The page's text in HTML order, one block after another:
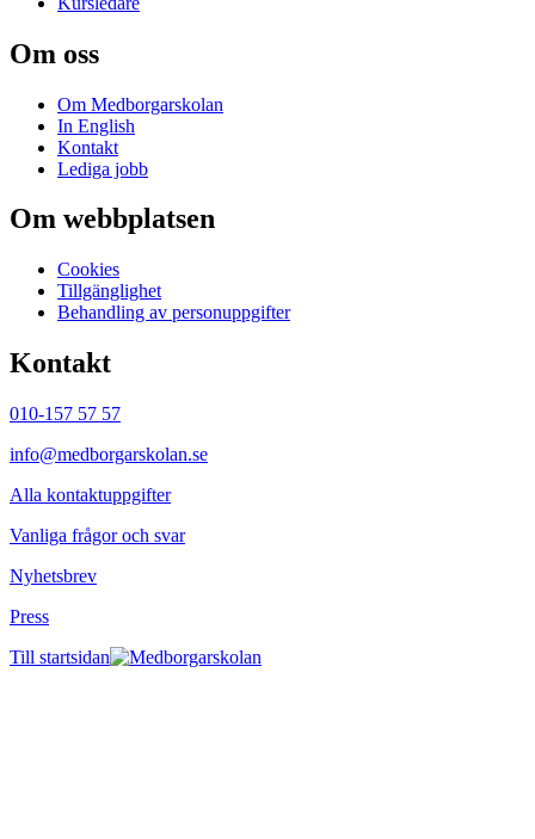
Om oss
Om Medborgarskolan
In English
Kontakt
Lediga jobb
Om webbplatsen
Cookies
Tillgänglighet
Behandling av personuppgifter
Kontakt
010-157 57 57
info@medborgarskolan.se
Alla kontaktuppgifter
Vanliga frågor och svar
Nyhetsbrev
Press
Till startsidan